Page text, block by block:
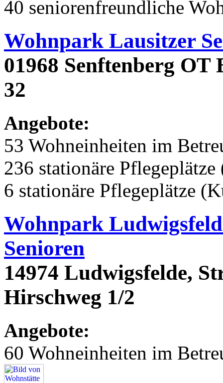
40 seniorenfreundliche
Wohnpark Lausitzer
01968 Senftenberg
32
Angebote:
53 Wohneinheiten im
236 stationäre
6 stationäre Pflegeplätze
Wohnpark
Senioren
14974 Ludwigsfelde,
Hirschweg 1/2
Angebote:
60 Wohneinheiten im